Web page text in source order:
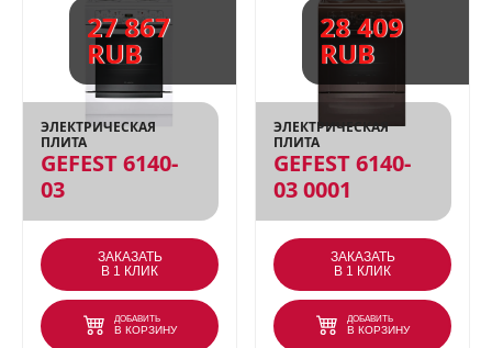
27 867
RUB
ЭЛЕКТРИЧЕСКАЯ
ПЛИТА
GEFEST 6140-
03
ЗАКАЗАТЬ
В 1 КЛИК
ДОБАВИТЬ
В КОРЗИНУ
28 409
RUB
ЭЛЕКТРИЧЕСКАЯ
ПЛИТА
GEFEST 6140-
03 0001
ЗАКАЗАТЬ
В 1 КЛИК
ДОБАВИТЬ
В КОРЗИНУ
Я даю согласие на обработку моих персональных
С ПРАВИЛАМИ
площадки
ОТПРАВИТЬ ЗАЯВКУ